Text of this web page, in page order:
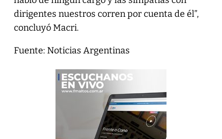
dirigentes nuestros corren por cuenta de él”,
concluyó Macri.
Fuente: Noticias Argentinas